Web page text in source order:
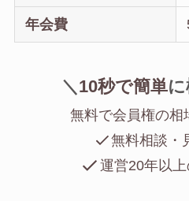
年会費
＼ 10秒で簡単に
無料で会員権の相
無料相談・
運営20年以上